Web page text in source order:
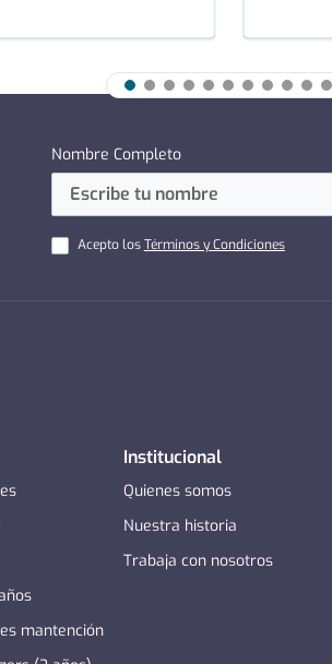
Nombre Completo
Acepto losTérminos y Condiciones
mantención
Institucional
Quienes somos
Nuestra historia
Trabaja con nosotros